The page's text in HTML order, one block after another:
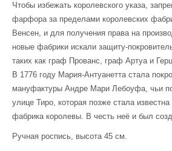
Чтобы избежать королевского указа,
фарфора за пределами королевских
Венсен, и для получения права на
новые фабрики искали защиту-
таких как граф Прованс, граф Артуа и
В 1776 году Мария-Антуанетта стала
мануфактуры Андре Мари Лебоуфа, чьи
улице Тиро, которая позже стала
фабрика королевы. В честь неё и был
Ручная роспись, высота 45 см.